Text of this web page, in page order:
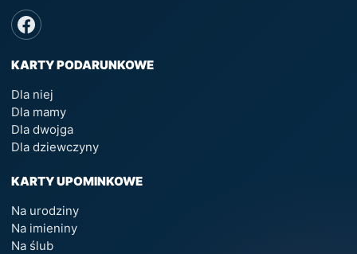
KARTY PODARUNKOWE
Dla niej
Dla mamy
Dla dwojga
Dla dziewczyny
KARTY UPOMINKOWE
Na urodziny
Na imieniny
Na ślub